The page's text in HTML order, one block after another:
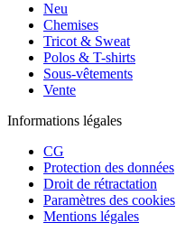
Neu
Chemises
Tricot & Sweat
Polos & T-shirts
Sous-vêtements
Vente
Informations légales
CG
Protection des données
Droit de rétractation
Paramètres des cookies
Mentions légales